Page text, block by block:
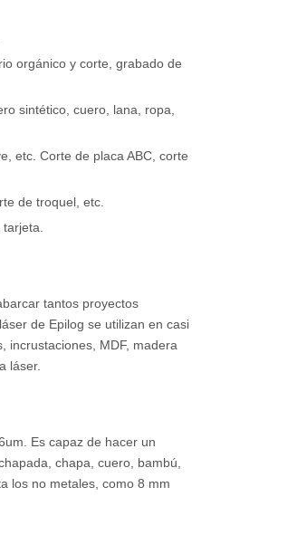
orgánico y corte, grabado de
sintético, cuero, lana, ropa,
etc. Corte de placa ABC, corte
de troquel, etc.
tantos proyectos
de Epilog se utilizan en casi
incrustaciones, MDF, madera
láser.
Es capaz de hacer un
chapa, cuero, bambú,
los no metales, como 8 mm